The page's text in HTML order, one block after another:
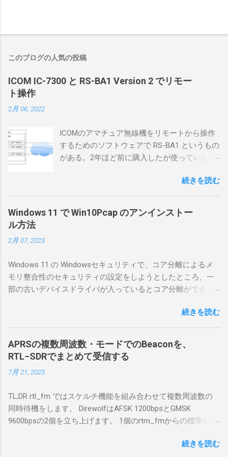
このブログの人気の投稿
ICOM IC-7300 と RS-BA1 Version 2 でリモー
ト操作
2月 06, 2022
ICOMのアマチュア無線機をリモートから操作
するためのソフトウェアで RS-BA1 というもの
がある。2年ほど前に購入したが使っていなか
としているので、リモートから操作できる無
線局構築のために、真面目に使ってみること
くだろうと思ったのだが、ちっともそんなに
合は、下記のこれらものが必要である ICOMの
無線機。 今回は私が持っているIC-7300を使
う。 無線機側(サーバ側) のWindows PC。 今
を入れて使っている。 TPMとか入っているの
でBitLockerのDisk暗号化もでき、遠隔地で盗難
にあってもデータ流出の危険性が少ないかな
と思って。 操作側 (クライアント側) の
ど。 そして、リモート操作を行うソフトウェ
アであるRS-BA1。 RS-BA1はサーバ側・クラ
イアント側の両方にインストールする。 私の
理解した無線機からサーバPC、クライアント
続きを読む
Windows 11 で Win10Pcap のアンインストー
ル方法
2月 07, 2023
Windows 11 の Windowsセキュリティで、コア分離によるメ
モリ整合性のセキュリティの設定をしようとしたところ、一
部の古いデバイスドライバが入っているとコア分離ができな
で利用する Win10Pcap.sys が入っているためにコア分離がで
きないとエラーが出ておりました。 アンインストールのプロ
グラムなどを走らせてもアンインストールできなかったの
で、どのように実行すればよいのか調べながら実施しまし
た。結論としては pnputil というコマンドを用いればよかった
です。 まずは管理者権限でTerminalを実行します。
PowerShellが起動しました。 適当なファイルに、現在インス
トールされているドライバを書き出す。 pnputil /enum-
drivers > inf.txt # 上記のファイルから win10pcap を探し出す
開名が oem131.inf であるとわかりました。 公開名:
続きを読む
APRSの複数周波数・モードでのBeaconを、
RTL−SDRでまとめて受信する
7月 21, 2023
TL;DR rtl_fm ではスケルチ機能を組み合わせて複数周波数の
同時待機をします。 DirewolfはAFSK 1200bpsとGMSK
9600bpsの2個を立ち上げます。 1個のrtm_fmからの標準出力
す。 コマンドはこのようになりました。 #!/bin/bash続きを読む